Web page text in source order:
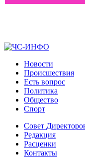
Новости
Происшествия
Есть вопрос
Политика
Общество
Спорт
Совет
Редакция
Расценки
Контакты